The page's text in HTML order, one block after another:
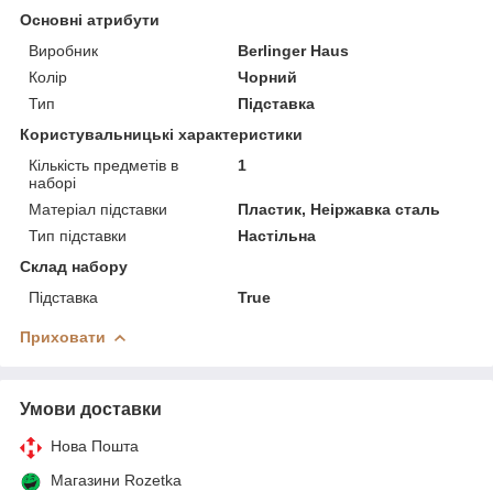
Основні атрибути
Виробник
Berlinger Haus
Колір
Чорний
Тип
Підставка
Користувальницькі характеристики
Кількість предметів в
наборі
1
Матеріал підставки
Пластик, Неіржавка сталь
Тип підставки
Настільна
Склад набору
Підставка
True
Приховати
Умови доставки
Нова Пошта
Магазини Rozetka